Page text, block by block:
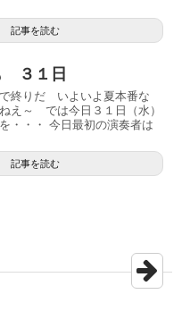
記事を読む
３１日
終りだ いよいよ夏本番な
え～ では今日３１日（水）
・・・ 今日最初の演奏者は
記事を読む